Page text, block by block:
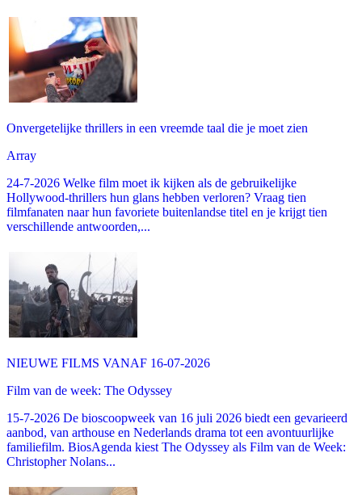
Onvergetelijke thrillers in een vreemde taal die je moet zien
Array
24-7-2026 Welke film moet ik kijken als de gebruikelijke
Hollywood-thrillers hun glans hebben verloren? Vraag tien
filmfanaten naar hun favoriete buitenlandse titel en je krijgt tien
verschillende antwoorden,...
NIEUWE FILMS VANAF 16-07-2026
Film van de week: The Odyssey
15-7-2026 De bioscoopweek van 16 juli 2026 biedt een gevarieerd
aanbod, van arthouse en Nederlands drama tot een avontuurlijke
familiefilm. BiosAgenda kiest The Odyssey als Film van de Week:
Christopher Nolans...